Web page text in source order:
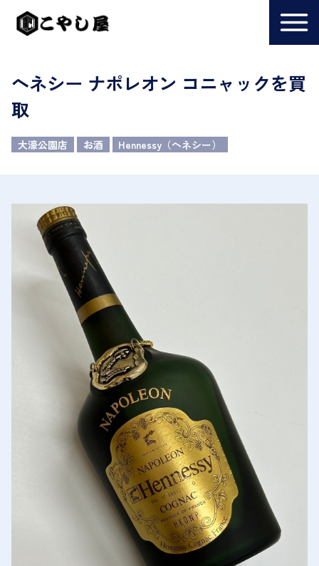
ヘネシー ナポレオン コニャックを買
取
大濠公園店 お酒 Hennessy（ヘネシー）